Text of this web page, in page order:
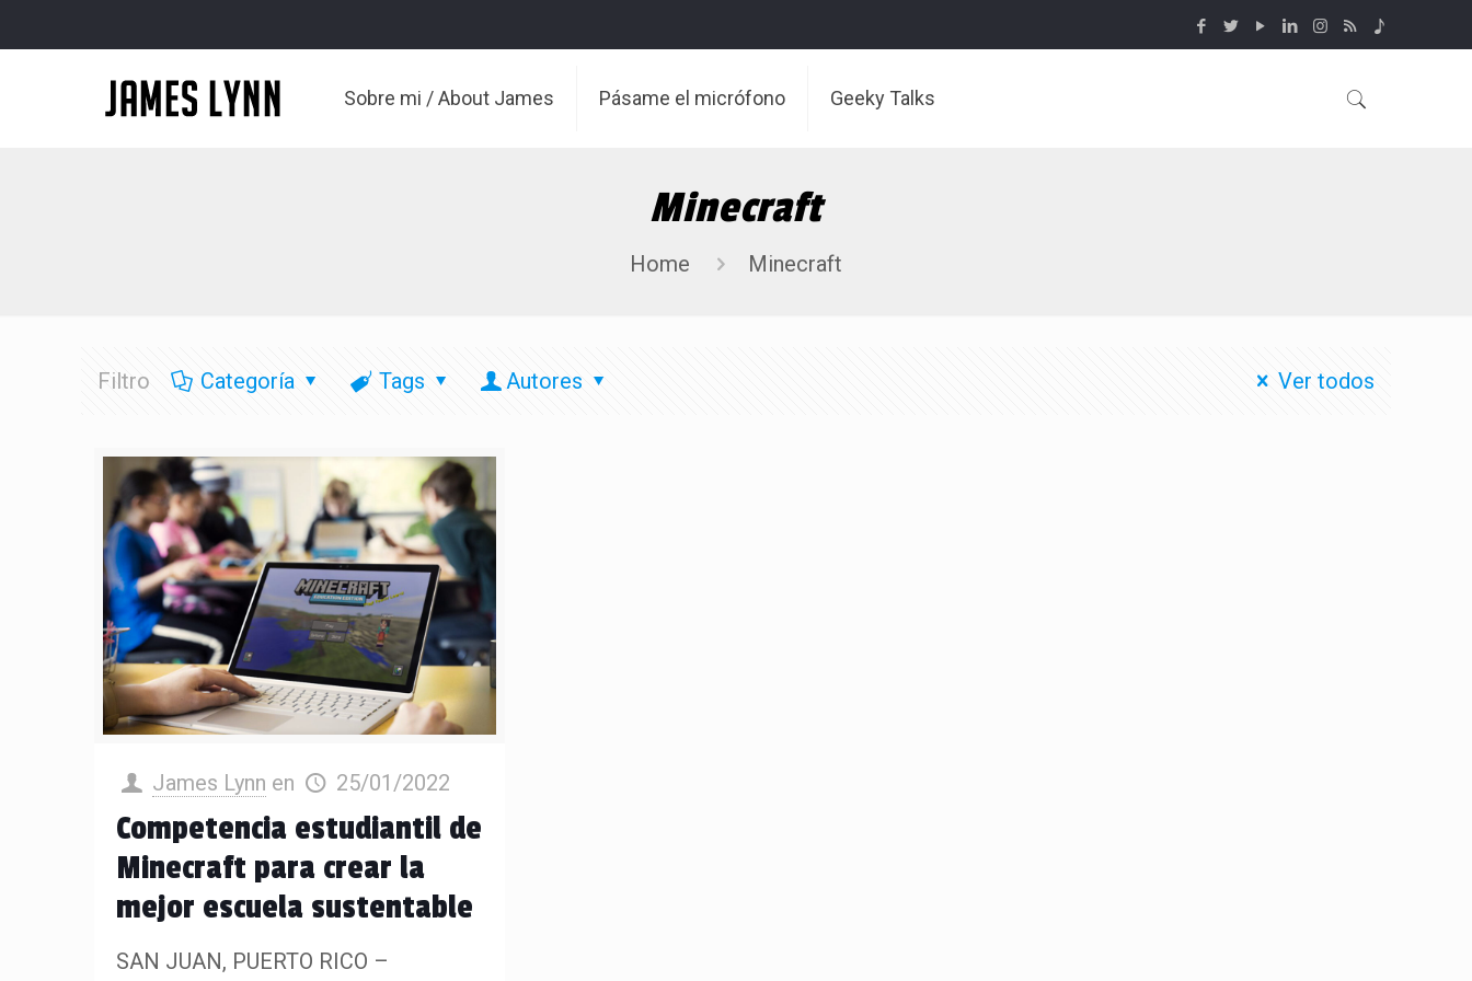
Sobre mi / About James Pásame el micrófono Geeky Talks
Minecraft
Home Minecraft
Filtro Categoría Tags Autores Ver todos
James Lynn en 25/01/2022
Competencia estudiantil de
Minecraft para crear la
mejor escuela sustentable
SAN JUAN, PUERTO RICO –